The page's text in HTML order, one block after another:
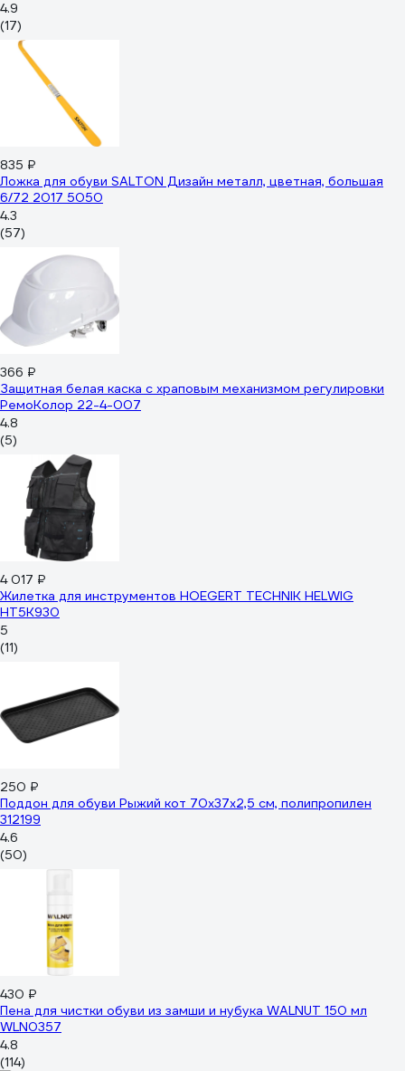
4.9
(17)
835 ₽
Ложка для обуви SALTON Дизайн металл, цветная, большая
6/72 2017 5050
4.3
(57)
366 ₽
Защитная белая каска с храповым механизмом регулировки
РемоКолор 22-4-007
4.8
(5)
4 017 ₽
Жилетка для инструментов HOEGERT TECHNIK HELWIG
HT5K930
5
(11)
250 ₽
Поддон для обуви Рыжий кот 70х37х2,5 см, полипропилен
312199
4.6
(50)
430 ₽
Пена для чистки обуви из замши и нубука WALNUT 150 мл
WLN0357
4.8
(114)